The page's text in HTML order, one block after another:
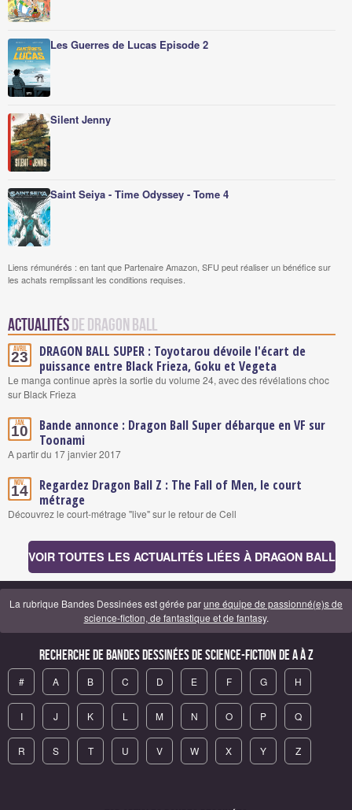
Les Guerres de Lucas Episode 2
Silent Jenny
Saint Seiya - Time Odyssey - Tome 4
Liens rémunérés : en tant que Partenaire Amazon, SFU peut réaliser un bénéfice sur
les achats remplissant les conditions requises.
Actualitésde Dragon Ball
Avril
23
DRAGON BALL SUPER : Toyotarou dévoile l'écart de
puissance entre Black Frieza, Goku et Vegeta
Le manga continue après la sortie du volume 24, avec des révélations choc
sur Black Frieza
Jan.
10
Bande annonce : Dragon Ball Super débarque en VF sur
Toonami
A partir du 17 janvier 2017
Nov.
14
Regardez Dragon Ball Z : The Fall of Men, le court
métrage
Découvrez le court-métrage "live" sur le retour de Cell
VOIR TOUTES LES ACTUALITÉS LIÉES À DRAGON BALL
La rubrique Bandes Dessinées est gérée parune équipe de passionné(e)s de
science-fiction, de fantastique et de fantasy.
Recherche de Bandes Dessinées de science-fiction de A à Z
# A B C D E F G H
I J K L M N O P Q
R S T U V W X Y Z